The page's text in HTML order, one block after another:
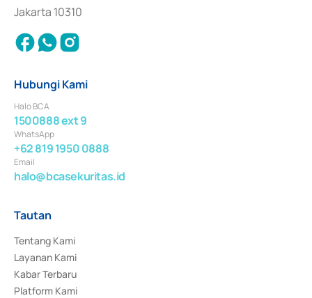
Jakarta 10310
Hubungi Kami
Halo BCA
1500888 ext 9
WhatsApp
+62 819 1950 0888
Email
halo@bcasekuritas.id
Tautan
Tentang Kami
Layanan Kami
Kabar Terbaru
Platform Kami